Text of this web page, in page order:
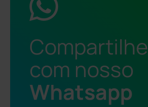
Compartilhe
com nosso
Whatsapp